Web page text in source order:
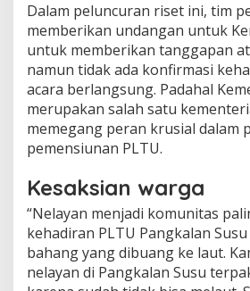
Dalam peluncuran riset ini, tim
memberikan undangan untuk
untuk memberikan tanggapan
namun tidak ada konfirmasi
acara berlangsung. Padahal
merupakan salah satu
memegang peran krusial dalam
pemensiunan PLTU.
Kesaksian warga
“Nelayan menjadi komunitas
kehadiran PLTU Pangkalan
bahang yang dibuang ke laut.
nelayan di Pangkalan Susu